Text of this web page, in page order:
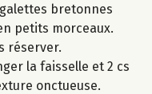
bretonnes
petits morceaux.
réserver.
la faisselle et 2 cs
onctueuse.